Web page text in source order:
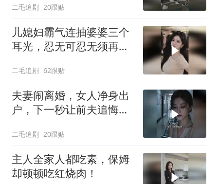
二毛追剧 20跟贴
儿媳妇霸气连抽婆婆三个
耳光，忍无可忍无须再
二毛追剧 62跟贴
夫妻闹离婚，女人净身出
户，下一秒让前夫追悔莫
二毛追剧 20跟贴
主人全家人都吃素，保姆
却顿顿吃红烧肉！